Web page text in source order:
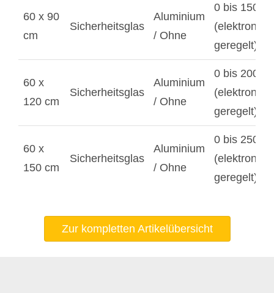
60 x 90
cm
Sicherheitsglas
Aluminium
/ Ohne
0 bis 1500
geregelt)
60 x
120 cm
Sicherheitsglas
Aluminium
/ Ohne
0 bis 2000
geregelt)
60 x
150 cm
Sicherheitsglas
Aluminium
/ Ohne
0 bis 2500
geregelt)
Zur kompletten Artikelübersicht